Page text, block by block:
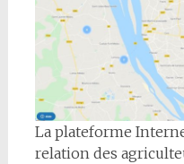
La plateforme
relation des